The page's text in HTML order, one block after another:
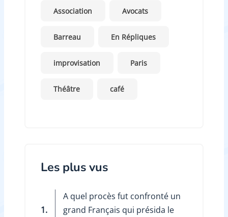
Association Avocats
Barreau En Répliques
improvisation Paris
Théâtre café
Les plus vus
1.
A quel procès fut confronté un
grand Français qui présida le